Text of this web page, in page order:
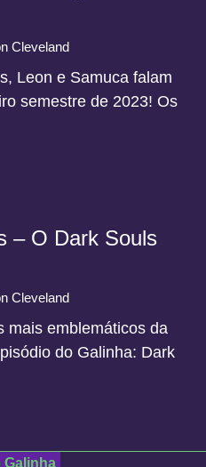
Cleveland
Leon e Samuca falam
semestre de 2023! Os
– O Dark Souls
Cleveland
mais emblemáticos da
do Galinha: Dark
Galinha